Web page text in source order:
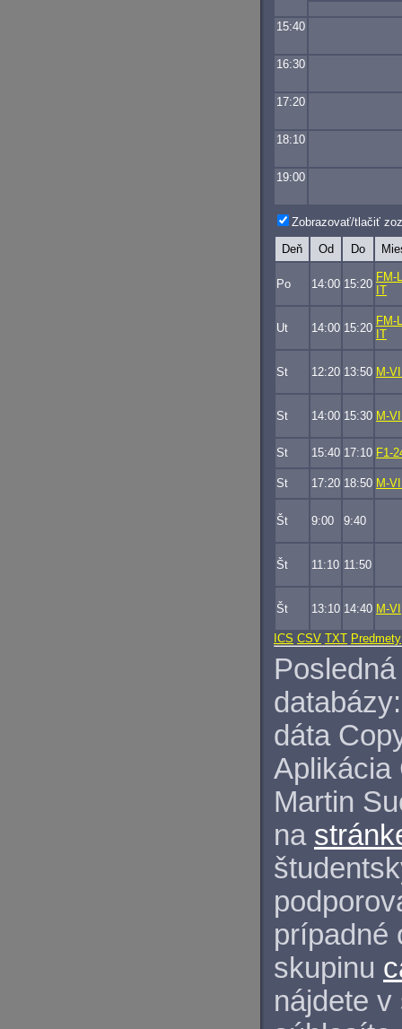
15:40
16:30
17:20
18:10
19:00
Zobrazovať/tlačiť
Deň Od Do
Po 14:00 15:20
FM-
IT
Ut 14:00 15:20
FM-
IT
St 12:20 13:50 M-
St 14:00 15:30 M-
St 15:40 17:10 F1-
St 17:20 18:50 M-
Št 9:00 9:40
Št 11:10 11:50
Št 13:10 14:40 M-VI
ICS CSV TXT Predmety
databázy:
dáta
Aplikácia
Martin
na
prípadné
skupinu
nájdete